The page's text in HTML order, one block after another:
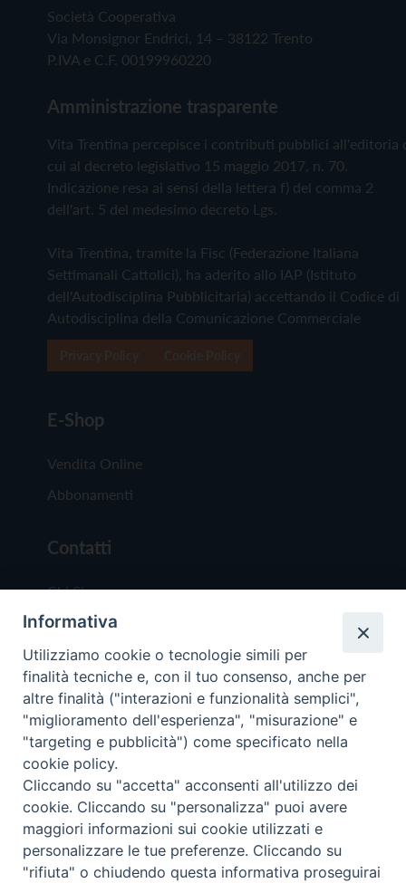
Società Cooperativa
Via Monsignor Endrici, 14 – 38122 Trento
P.IVA e C.F. 00199960220
Amministrazione trasparente
Vita Trentina percepisce i contributi pubblici all'editoria
cui al decreto legislativo 15 maggio 2017, n. 70.
Indicazione resa ai sensi della lettera f) del comma 2
dell'art. 5 del medesimo decreto Lgs.
Vita Trentina, tramite la Fisc (Federazione Italiana
Settimanali Cattolici), ha aderito allo IAP (Istituto
dell'Autodisciplina Pubblicitaria) accettando il Codice di
Autodisciplina della Comunicazione Commerciale
E-Shop
Vendita Online
Abbonamenti
Contatti
Chi Siamo
Redazione
Scrivici
Copyright © 2019 - Tutti i diritti riservati - Vita
Trentina Editrice
Privacy Policy
Torna
Informativa
Utilizziamo cookie o tecnologie simili per
finalità tecniche e, con il tuo consenso, anche per
altre finalità ("interazioni e funzionalità semplici",
"miglioramento dell'esperienza", "misurazione" e
"targeting e pubblicità") come specificato nella
cookie policy.
Cliccando su "accetta" acconsenti all'utilizzo dei
cookie. Cliccando su "personalizza" puoi avere
maggiori informazioni sui cookie utilizzati e
personalizzare le tue preferenze. Cliccando su
"rifiuta" o chiudendo questa informativa proseguirai